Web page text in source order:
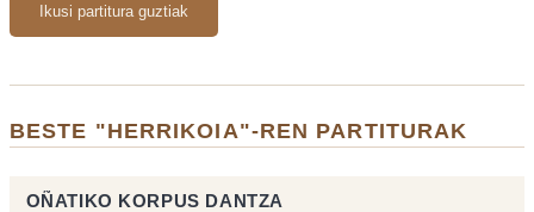
Ikusi partitura guztiak
BESTE "HERRIKOIA"-REN PARTITURAK
OÑATIKO KORPUS DANTZA